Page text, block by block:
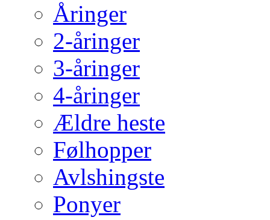
Åringer
2-åringer
3-åringer
4-åringer
Ældre heste
Følhopper
Avlshingste
Ponyer